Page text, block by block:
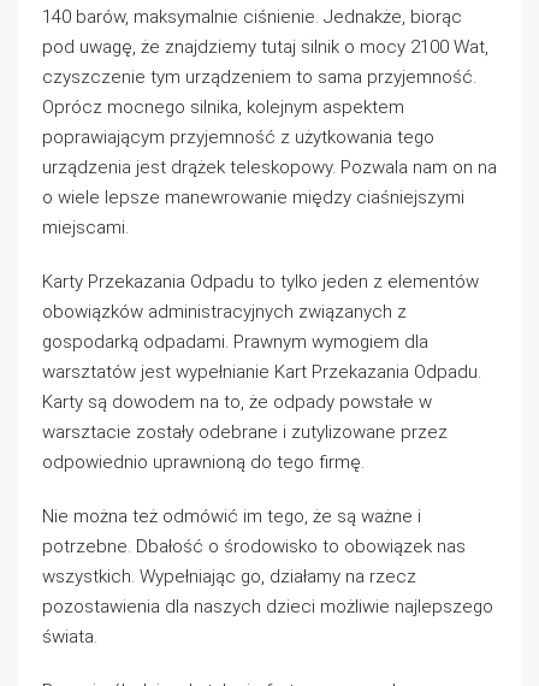
140 barów, maksymalnie ciśnienie. Jednakże, biorąc
pod uwagę, że znajdziemy tutaj silnik o mocy 2100 Wat,
czyszczenie tym urządzeniem to sama przyjemność.
Oprócz mocnego silnika, kolejnym aspektem
poprawiającym przyjemność z użytkowania tego
urządzenia jest drążek teleskopowy. Pozwala nam on na
o wiele lepsze manewrowanie między ciaśniejszymi
miejscami.
Karty Przekazania Odpadu to tylko jeden z elementów
obowiązków administracyjnych związanych z
gospodarką odpadami. Prawnym wymogiem dla
warsztatów jest wypełnianie Kart Przekazania Odpadu.
Karty są dowodem na to, że odpady powstałe w
warsztacie zostały odebrane i zutylizowane przez
odpowiednio uprawnioną do tego firmę.
Nie można też odmówić im tego, że są ważne i
potrzebne. Dbałość o środowisko to obowiązek nas
wszystkich. Wypełniając go, działamy na rzecz
pozostawienia dla naszych dzieci możliwie najlepszego
świata.